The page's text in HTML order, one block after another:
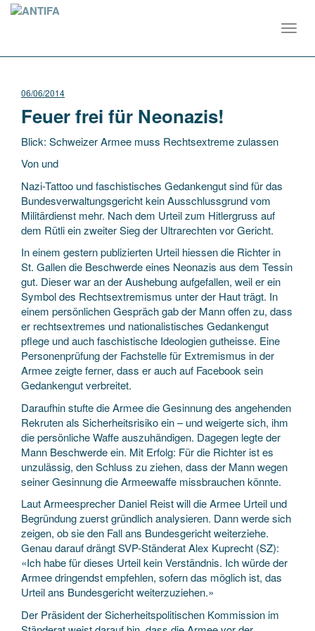
06/06/2014
Feuer frei für Neonazis!
Blick: Schweizer Armee muss Rechtsextreme zulassen
Von und
Nazi-Tattoo und faschistisches Gedankengut sind für das
Bundesverwaltungsgericht kein Ausschlussgrund vom
Militärdienst mehr. Nach dem Urteil zum Hitlergruss auf
dem Rütli ein zweiter Sieg der Ultrarechten vor Gericht.
In einem gestern publizierten Urteil hiessen die Richter in
St. Gallen die Beschwerde eines Neonazis aus dem Tessin
gut. Dieser war an der Aushebung aufgefallen, weil er ein
Symbol des Rechtsextremismus unter der Haut trägt. In
einem persönlichen Gespräch gab der Mann offen zu, dass
er rechtsextremes und nationalistisches Gedankengut
pflege und auch faschistische Ideologien gutheisse. Eine
Personenprüfung der Fachstelle für Extremismus in der
Armee zeigte ferner, dass er auch auf Facebook sein
Gedankengut verbreitet.
Daraufhin stufte die Armee die Gesinnung des angehenden
Rekruten als Sicherheitsrisiko ein – und weigerte sich, ihm
die persönliche Waffe auszuhändigen. Dagegen legte der
Mann Beschwerde ein. Mit Erfolg: Für die Richter ist es
unzulässig, den Schluss zu ziehen, dass der Mann wegen
seiner Gesinnung die Armeewaffe missbrauchen könnte.
Laut Armeesprecher Daniel Reist will die Armee Urteil und
Begründung zuerst gründlich analysieren. Dann werde sich
zeigen, ob sie den Fall ans Bundesgericht weiterziehe.
Genau darauf drängt SVP-Ständerat Alex Kuprecht (SZ):
«Ich habe für dieses Urteil kein Verständnis. Ich würde der
Armee dringendst empfehlen, sofern das möglich ist, das
Urteil ans Bundesgericht weiterzuziehen.»
Der Präsident der Sicherheitspolitischen Kommission im